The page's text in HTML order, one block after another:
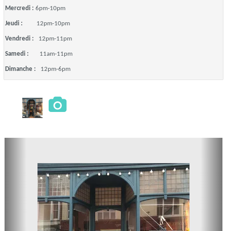
Mercredi : 6pm-10pm
Jeudi : 12pm-10pm
Vendredi : 12pm-11pm
Samedi : 11am-11pm
Dimanche : 12pm-6pm